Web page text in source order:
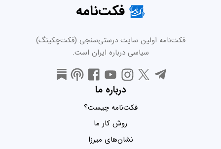
فکت‌نامه
فکت‌نامه اولین سایت درستی‌سنجی (فکت‌چکینگ)
سیاسی درباره ایران است.
درباره ما
فکت‌نامه چیست؟
روش کار ما
نشان‌های میرزا